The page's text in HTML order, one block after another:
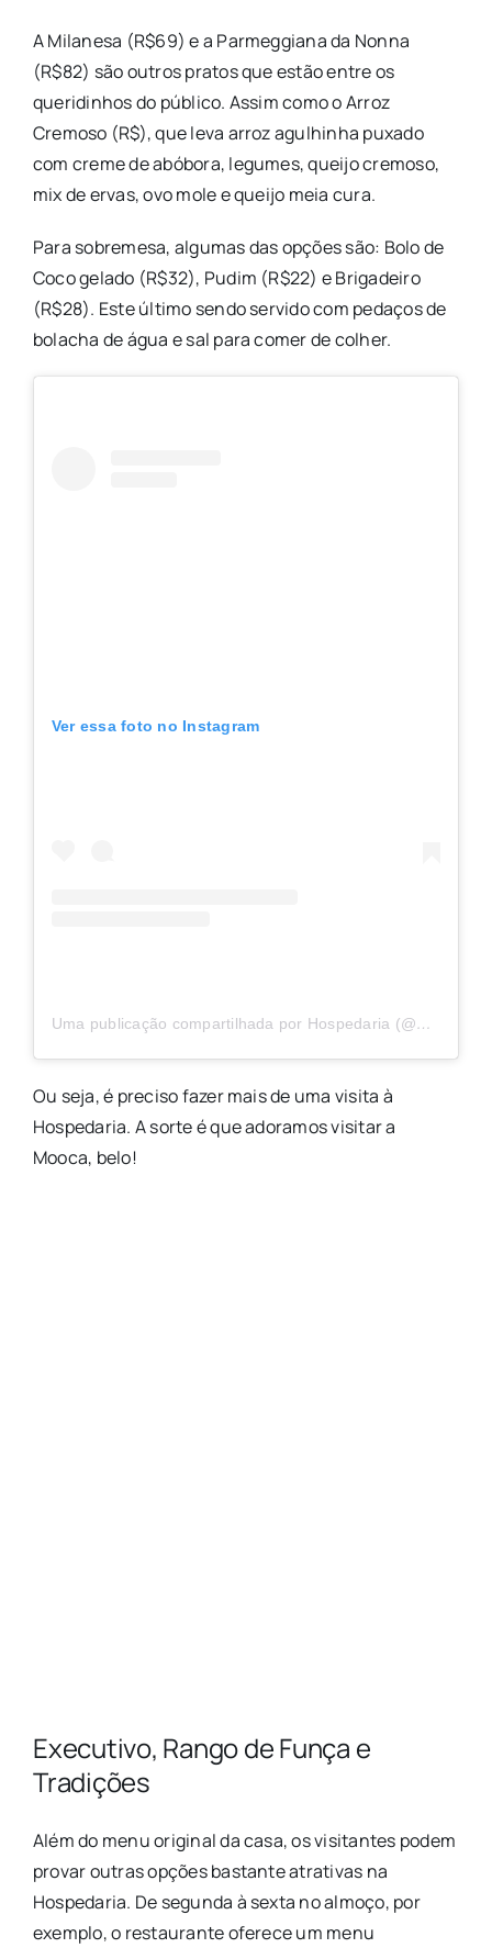
A Milanesa (R$69) e a Parmeggiana da Nonna
(R$82) são outros pratos que estão entre os
queridinhos do público. Assim como o Arroz
Cremoso (R$), que leva arroz agulhinha puxado
com creme de abóbora, legumes, queijo cremoso,
mix de ervas, ovo mole e queijo meia cura.
Para sobremesa, algumas das opções são: Bolo de
Coco gelado (R$32), Pudim (R$22) e Brigadeiro
(R$28). Este último sendo servido com pedaços de
bolacha de água e sal para comer de colher.
Ver essa foto no Instagram
Uma publicação compartilhada por Hospedaria (@hospedariasp)
Ou seja, é preciso fazer mais de uma visita à
Hospedaria. A sorte é que adoramos visitar a
Mooca, belo!
Executivo, Rango de Funça e
Tradições
Além do menu original da casa, os visitantes podem
provar outras opções bastante atrativas na
Hospedaria. De segunda à sexta no almoço, por
exemplo, o restaurante oferece um menu